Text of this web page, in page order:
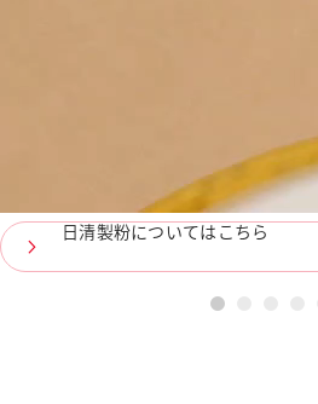
日清製粉についてはこちら
1